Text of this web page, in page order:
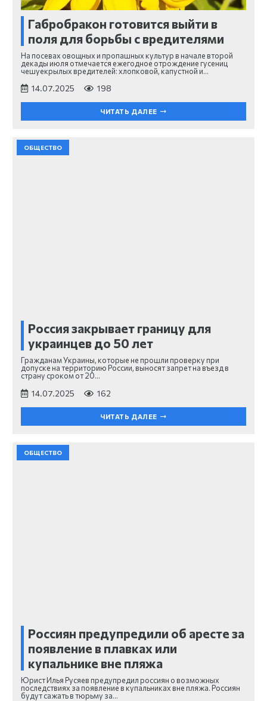
Габробракон готовится выйти в
поля для борьбы с вредителями
На посевах овощных и пропашных культур в начале второй
декады июля отмечается ежегодное отрождение гусениц
чешуекрылых вредителей: хлопковой, капустной и…
14.07.2025 198
ЧИТАТЬ ДАЛЕЕ
ОБЩЕСТВО
Россия закрывает границу для
украинцев до 50 лет
Гражданам Украины, которые не прошли проверку при
допуске на территорию России, выносят запрет на въезд в
страну сроком от 20…
14.07.2025 162
ЧИТАТЬ ДАЛЕЕ
ОБЩЕСТВО
Россиян предупредили об аресте за
появление в плавках или
купальнике вне пляжа
Юрист Илья Русяев предупредил россиян о возможных
последствиях за появление в купальниках вне пляжа. Россиян
будут сажать в тюрьму за…